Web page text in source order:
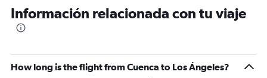
Información relacionada con tu viaje
How long is the flight from Cuenca to Los Ángeles?